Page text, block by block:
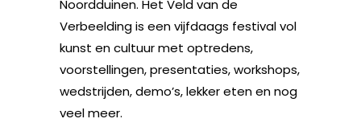
Noordduinen. Het Veld van de
Verbeelding is een vijfdaags festival vol
kunst en cultuur met optredens,
voorstellingen, presentaties, workshops,
wedstrijden, demo’s, lekker eten en nog
veel meer.